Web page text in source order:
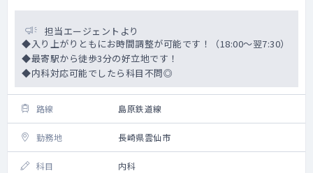
担当エージェントより
◆入り上がりともにお時間調整が可能です！（18:00～翌7:30）
◆最寄駅から徒歩3分の好立地です！
◆内科対応可能でしたら科目不問◎
路線 島原鉄道線
勤務地 長崎県雲仙市
科目 内科